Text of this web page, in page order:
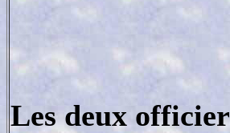
Les deux